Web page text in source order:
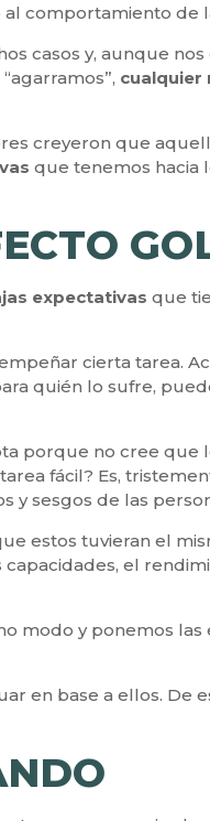
comportamiento de
casos y, aunque
cualquier
creyeron que
que tenemos hacia
expectativas que
cierta tarea.
quién lo sufre,
porque no cree que
fácil? Es,
y sesgos de las
estos tuvieran el
el
modo y ponemos las
en base a ellos. De